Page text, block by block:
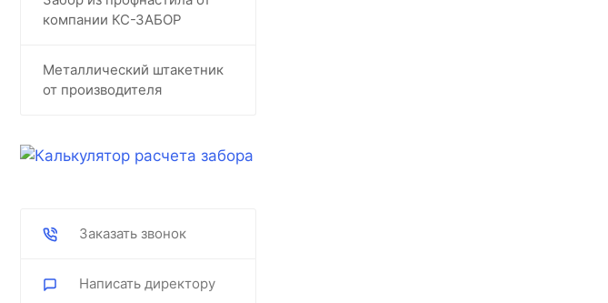
компании КС-ЗАБОР
Металлический штакетник
от производителя
Заказать звонок
Написать директору